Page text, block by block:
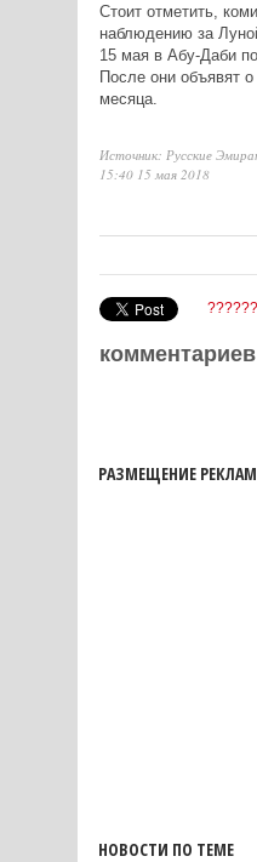
Стоит отметить,
наблюдению за
15 мая в Абу-Даби
После они объявят
месяца.
Источник: Русские
15:40 15 мая 2018
комментариев
РАЗМЕЩЕНИЕ
НОВОСТИ ПО ТЕМЕ